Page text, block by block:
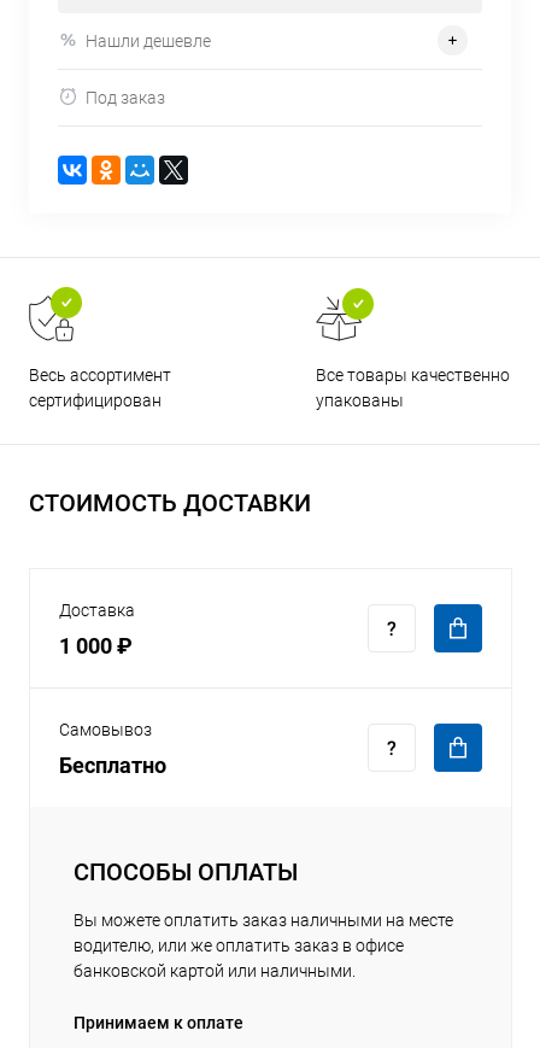
Нашли дешевле
Под заказ
Весь ассортимент
сертифицирован
Все товары качественно
упакованы
СТОИМОСТЬ ДОСТАВКИ
Доставка
1 000 ₽
Самовывоз
Бесплатно
СПОСОБЫ ОПЛАТЫ
Вы можете оплатить заказ наличными на месте
водителю, или же оплатить заказ в офисе
банковской картой или наличными.
Принимаем к оплате